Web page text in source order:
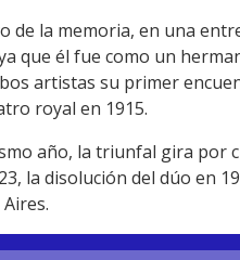
de la memoria, en una
que él fue como un
artistas su primer
royal en 1915.
año, la triunfal gira por
la disolución del dúo en